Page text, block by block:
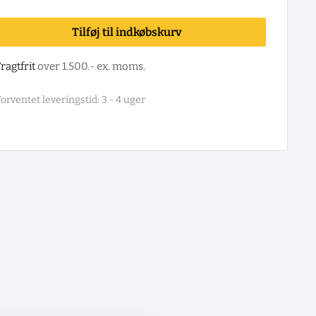
Tilføj til indkøbskurv
over 1.500.- ex. moms.
leveringstid: 3 - 4 uger